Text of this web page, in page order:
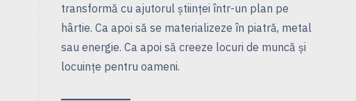
transformă cu ajutorul ştiinţei într-un plan pe
hârtie. Ca apoi să se materializeze în piatră, metal
sau energie. Ca apoi să creeze locuri de muncă şi
locuinţe pentru oameni.